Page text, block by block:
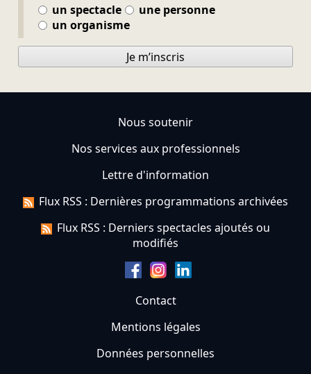
un spectacle
une personne
un organisme
Je m’inscris
Nous soutenir
Nos services aux professionnels
Lettre d'information
Flux RSS : Dernières programmations archivées
Flux RSS : Derniers spectacles ajoutés ou
modifiés
Contact
Mentions légales
Données personnelles